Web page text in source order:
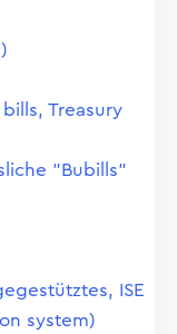
Treasury
"Bubills"
ISE
system)